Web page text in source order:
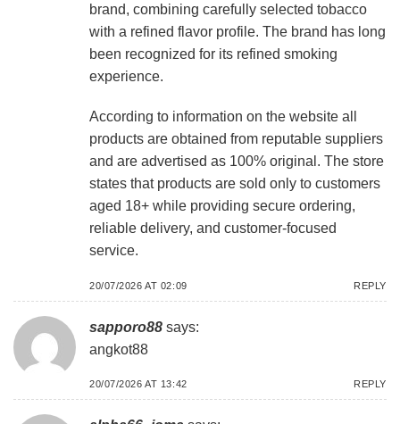
brand, combining carefully selected tobacco
with a refined flavor profile. The brand has long
been recognized for its refined smoking
experience.
According to information on the website all
products are obtained from reputable suppliers
and are advertised as 100% original. The store
states that products are sold only to customers
aged 18+ while providing secure ordering,
reliable delivery, and customer-focused
service.
20/07/2026 AT 02:09 REPLY
sapporo88 says:
angkot88
20/07/2026 AT 13:42 REPLY